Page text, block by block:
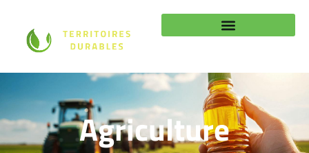
Agriculture